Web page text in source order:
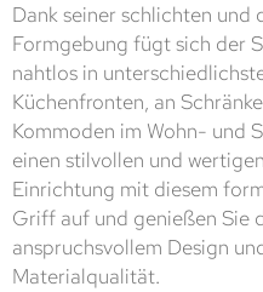
Dank seiner schlichten und
Formgebung fügt sich der
nahtlos in
Küchenfronten, an
Kommoden im Wohn- und
einen stilvollen und
Einrichtung mit diesem
Griff auf und genießen Sie
anspruchsvollem Design
Materialqualität.